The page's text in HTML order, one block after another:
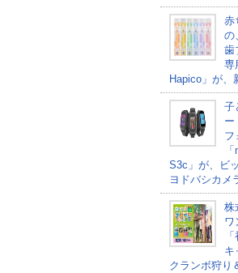
赤
の
歯
専
Hapico」が、
子
ー
フ
S3c」が、ビ
ヨドバシカメ
株
ワ
クランボ狩り